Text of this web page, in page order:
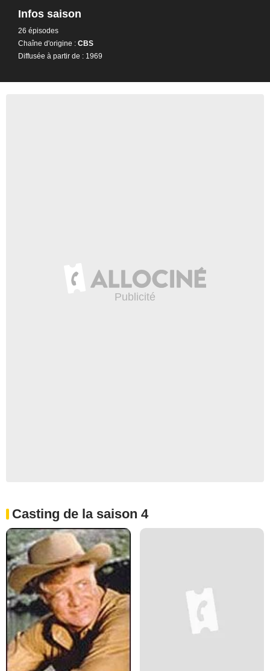
Infos saison
26 épisodes
Chaîne d'origine : CBS
Diffusée à partir de : 1969
Casting de la saison 4